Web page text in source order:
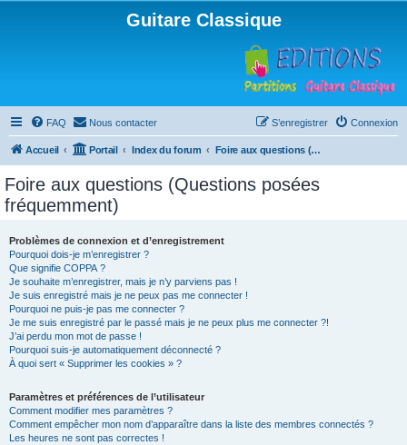
Guitare Classique
FAQ Nous contacter Connexion
S’enregistrer
Accueil Portail Index du forum Foire aux questions (Questions posées fréquemment)
Foire aux questions (Questions posées
fréquemment)
Problèmes de connexion et d’enregistrement
Pourquoi dois-je m’enregistrer ?
Que signifie COPPA ?
Je souhaite m’enregistrer, mais je n’y parviens pas !
Je suis enregistré mais je ne peux pas me connecter !
Pourquoi ne puis-je pas me connecter ?
Je me suis enregistré par le passé mais je ne peux plus me connecter ?!
J’ai perdu mon mot de passe !
Pourquoi suis-je automatiquement déconnecté ?
À quoi sert « Supprimer les cookies » ?
Paramètres et préférences de l’utilisateur
Comment modifier mes paramètres ?
Comment empêcher mon nom d’apparaître dans la liste des membres connectés ?
Les heures ne sont pas correctes !